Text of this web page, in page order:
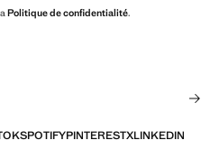
Politique de confidentialité.
SPOTIFYPINTERESTXLINKEDIN